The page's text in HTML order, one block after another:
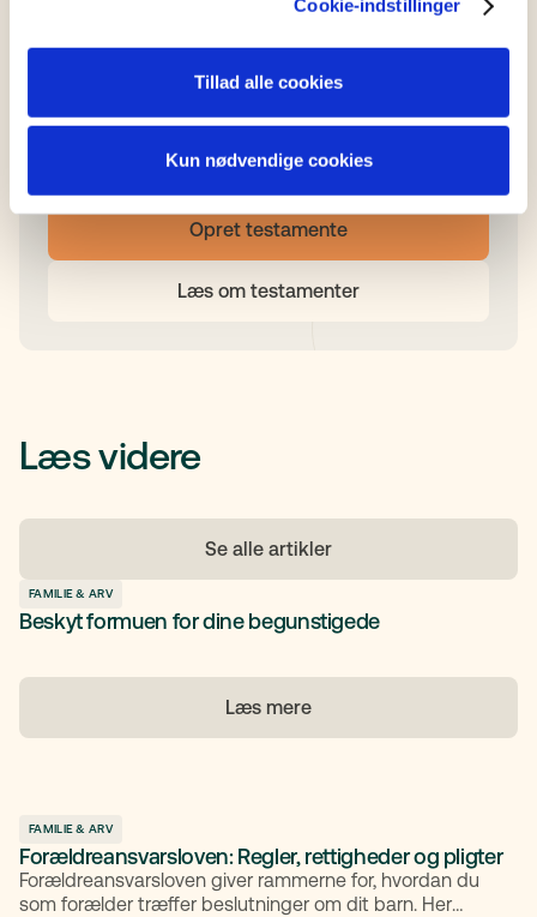
Cookie-indstillinger
Tillad alle cookies
Kun nødvendige cookies
kr.
Opnå fordelsrabat
Er du allerede kunde hos én af vores
fordelsrabatterpå alle vores produkter.
Opret testamente
Læs om testamenter
Læs videre
Se alle artikler
FAMILIE & ARV
Beskyt formuen for dine begunstigede
Læs mere
FAMILIE & ARV
Forældreansvarsloven: Regler, rettigheder og pligter
Forældreansvarsloven giver rammerne for, hvordan du
som forælder træffer beslutninger om dit barn. Her